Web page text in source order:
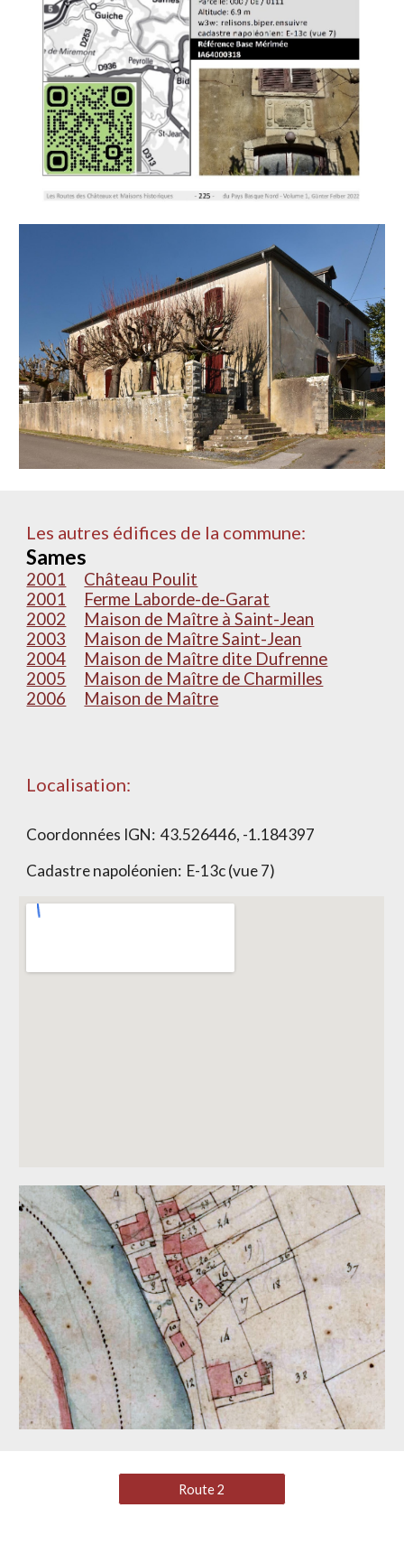
Les autres édifices de la commune:
Sames
2001
Château Poulit
2001
Ferme Laborde-de-Garat
2002
Maison de Maître à Saint-Jean
2003
Maison de Maître Saint-Jean
2004
Maison de Maître dite Dufrenne
2005
Maison de Maître de Charmilles
2006
Maison de Maître
Localisation:
Coordonnées IGN:43.526446, -1.184397
Cadastre napoléonien: E-13c (vue 7)
Route 2